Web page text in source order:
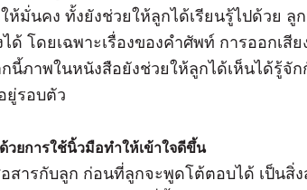
มั่นคง ทั้งยังช่วยให้ลูกได้เรียนรู้ไปด้วย ลู
ด้ โดยเฉพาะเรื่องของคำศัพท์ การออกเสี
นี้ภาพในหนังสือยังช่วยให้ลูกได้เห็นได้รู้จัก
ยู่รอบตัว
วยการใช้นิ้วมือทำให้เข้าใจดีขึ้น
สารกับลูก ก่อนที่ลูกจะพูดโต้ตอบได้ เป็นสิ่